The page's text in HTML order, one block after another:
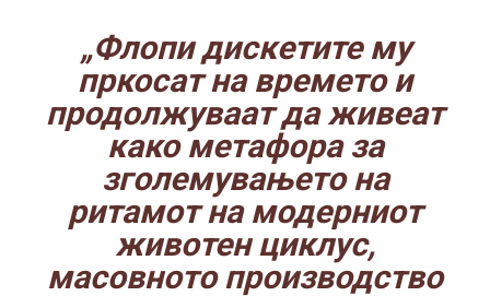
„Флопи дискетите му
пркосат на времето и
продолжуваат да живеат
како метафора за
зголемувањето на
ритамот на модерниот
животен циклус,
масовното производство